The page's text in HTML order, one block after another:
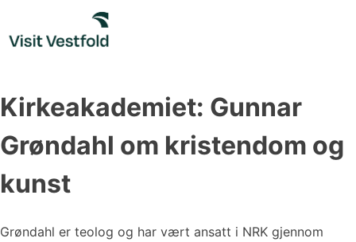
content
Kirkeakademiet: Gunnar
Grøndahl om kristendom og
kunst
Grøndahl er teolog og har vært ansatt i NRK gjennom